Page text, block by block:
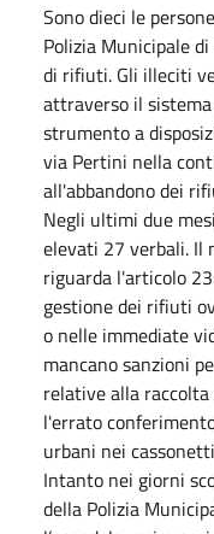
Sono dieci le
Polizia Municipale
di rifiuti. Gli illeciti
attraverso il
strumento a
via Pertini nella
all'abbandono dei
Negli ultimi due
elevati 27 verbali. Il
riguarda l'articolo
gestione dei rifiuti
o nelle immediate
mancano sanzioni
relative alla
l'errato
urbani nei
Intanto nei giorni
della Polizia